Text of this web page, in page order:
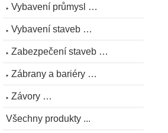
Vybavení průmysl …
Vybavení staveb …
Zabezpečení staveb …
Zábrany a bariéry …
Závory …
Všechny produkty ...